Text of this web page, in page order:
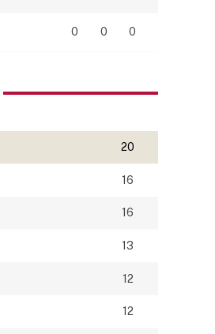
0 0 0
20
16
16
13
12
12